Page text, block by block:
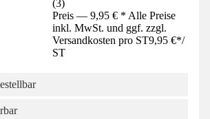
(3)
Preis — 9,95 € * Alle Preise
inkl. MwSt. und ggf. zzgl.
Versandkosten pro ST9,95 €*/
ST